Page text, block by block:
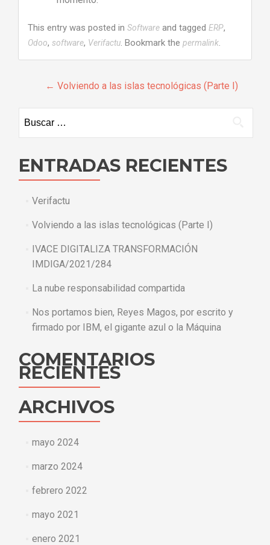
This entry was posted in Software and tagged ERP,
Odoo, software, Verifactu. Bookmark the permalink.
Navegacion
de
entrada
← Volviendo a las islas tecnológicas (Parte I)
ENTRADAS RECIENTES
Verifactu
Volviendo a las islas tecnológicas (Parte I)
IVACE DIGITALIZA TRANSFORMACIÓN
IMDIGA/2021/284
La nube responsabilidad compartida
Nos portamos bien, Reyes Magos, por escrito y
firmado por IBM, el gigante azul o la Máquina
COMENTARIOS
RECIENTES
ARCHIVOS
mayo 2024
marzo 2024
febrero 2022
mayo 2021
enero 2021